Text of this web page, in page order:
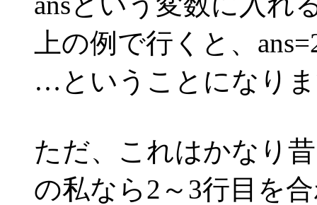
上の例で行くと、
…ということになり
ただ、これはかなり
の私なら2～3行目を